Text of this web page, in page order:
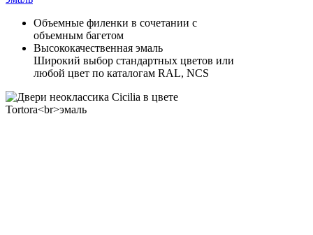
Объемные филенки в сочетании с
объемным багетом
Высококачественная эмаль
Широкий выбор стандартных цветов или
любой цвет по каталогам RAL, NCS